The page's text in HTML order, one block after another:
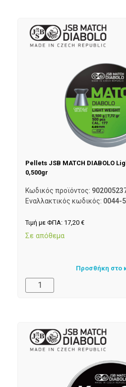
Pellets JSB MATCH DIABOLO
0,500gr
Κωδικός προϊόντος:
Εναλλακτικός κωδικός: 0044-
Τιμή με ΦΠΑ: 17,20 €
Σε απόθεμα
Προσθήκη στο